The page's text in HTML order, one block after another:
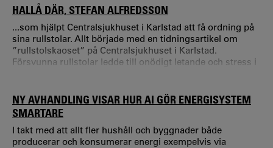
inblick i den bredd av ämnen som studenterna arbetat
med under sina utbildningar.
HALLÅ DÄR, STEFAN ALFREDSSON
...som hjälpt Centralsjukhuset i Karlstad att få ordning på
sina rullstolar. Allt började med en tidningsartikel om
”rullstolskaoset” på Centralsjukhuset i Karlstad.
Försvunna rullstolar ledde till onödigt letande och stress i
NY AVHANDLING VISAR HUR AI GÖR ENERGISYSTEM
SMARTARE
I takt med att allt fler hushåll och byggnader både
producerar och konsumerar energi exempelvis via